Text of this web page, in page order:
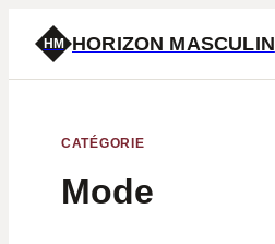
HM HORIZON MASCULIN
CATÉGORIE
Mode